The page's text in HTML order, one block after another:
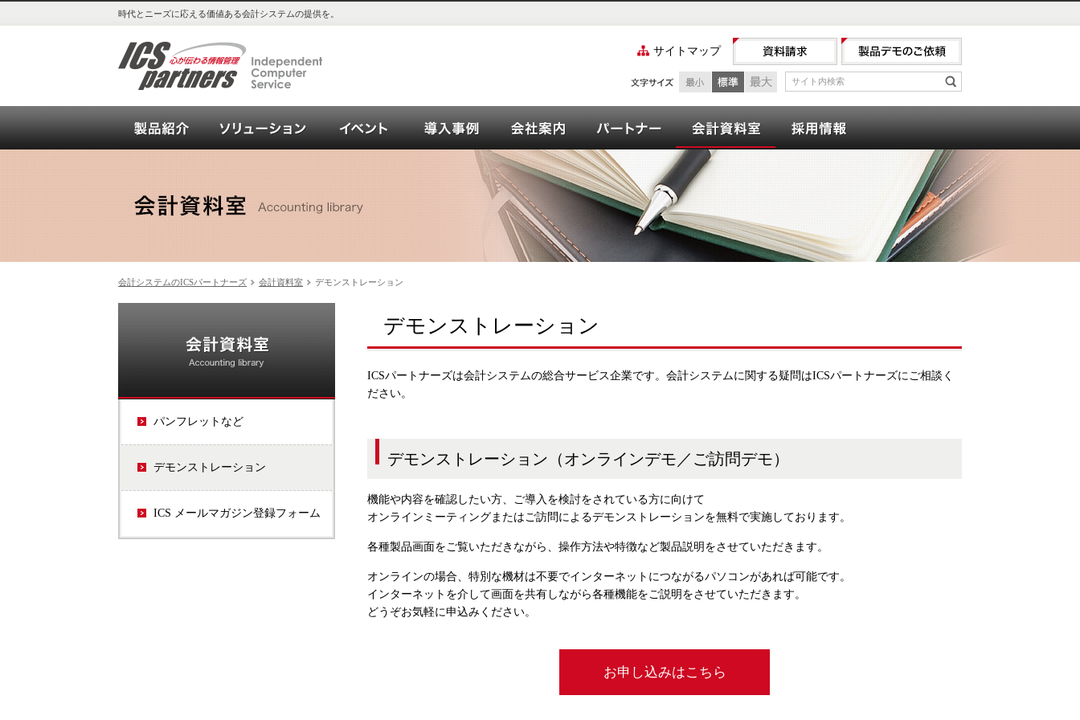
時代とニーズに応える価値ある会計システムの提供を。
サイトマップ
最小 標準 最大サイト内検索
会計システム_OPEN21シリーズご紹介
ソリューション イベント OPEN21シリーズ導入事例
会社案内 パートナー 会計資料室
会計システムのICSパートナーズ 会計資料室 デモンストレーション
会計資料室
パンフレットなど
デモンストレーション
ICS メールマガジン登録フォーム
デモンストレーション
ICSパートナーズは会計システムの総合サービス企業です。会計システムに関する疑問はICSパートナーズにご相談く
ださい。
デモンストレーション（オンラインデモ／ご訪問デモ）
機能や内容を確認したい方、ご導入を検討をされている方に向けて
オンラインミーティングまたはご訪問によるデモンストレーションを無料で実施しております。
各種製品画面をご覧いただきながら、操作方法や特徴など製品説明をさせていただきます。
オンラインの場合、特別な機材は不要でインターネットにつながるパソコンがあれば可能です。
インターネットを介して画面を共有しながら各種機能をご説明をさせていただきます。
どうぞお気軽に申込みください。
お申し込みはこちら